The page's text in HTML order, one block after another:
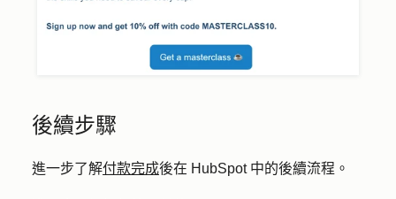
後續步驟
進一步了解付款完成後在 HubSpot 中的後續流程。